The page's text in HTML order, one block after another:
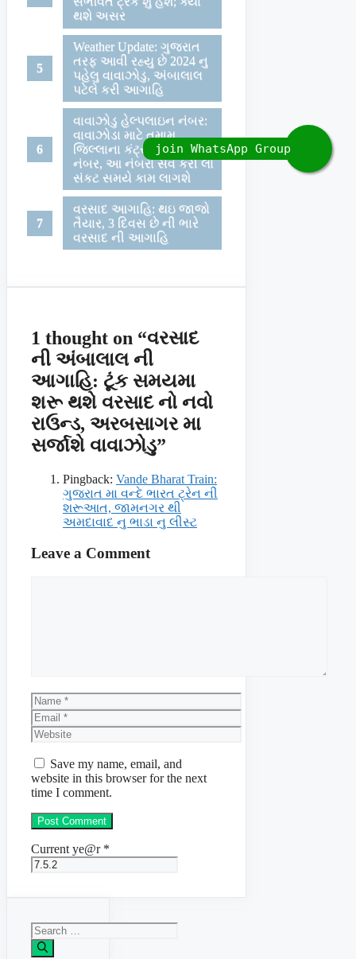
થશે અસર
Weather Update: ગુજરાત
તરફ આવી રહ્યુ છે 2024 નુ
પહેલુ વાવાઝોડુ, અંબાલાલ
પટેલે કરી આગાહિ
વાવાઝોડુ હેલ્પલાઇન નંબર:
વાવાઝોડા માટે તમામ
જિલ્લાના કંટ્રોલ રૂમના
નંબર, આ નંબરો સેવ કરી લો
સંકટ સમયે કામ લાગશે
વરસાદ આગાહિ: થઇ જાજો
તૈયાર, 3 દિવસ છે ની ભારે
વરસાદ ની આગાહિ
1 thought on “વરસાદ
ની અંબાલાલ ની
આગાહિ: ટૂંક સમયમા
શરૂ થશે વરસાદ નો નવો
રાઉન્ડ, અરબસાગર મા
સર્જાશે વાવાઝોડુ”
Pingback: Vande Bharat Train:
ગુજરાત મા વન્દે ભારત ટ્રેન ની
શરૂઆત, જામનગર થી
અમદાવાદ નુ ભાડા નુ લીસ્ટ
Leave a Comment
Name
Email
Website
Save my name, email, and
website in this browser for the next
time I comment.
Current ye@r *
Search
for: